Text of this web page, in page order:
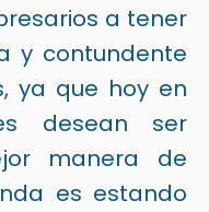
a tener
y contundente
ya que hoy en
desean ser
manera de
es estando